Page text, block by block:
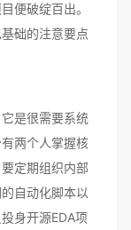
便破绽百出。
础的注意要点
是很需要系统
两个人掌握核
定期组织内部
自动化脚本以
身开源EDA项